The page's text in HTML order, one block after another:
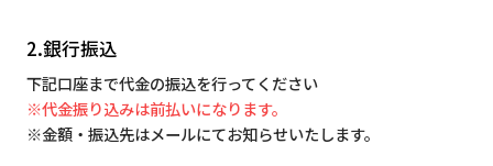
2.銀行振込
下記口座まで代金の振込を行ってください
※代金振り込みは前払いになります。
※金額・振込先はメールにてお知らせいたします。